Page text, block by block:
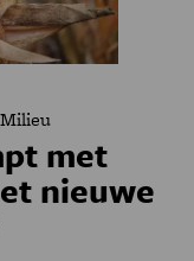
met
nieuwe